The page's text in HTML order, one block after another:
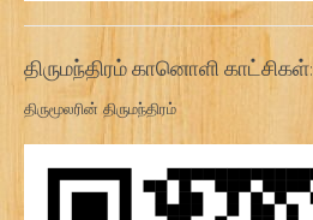
திருமந்திரம் கானொளி காட்சிகள்:
திருமூலரின் திருமந்திரம்